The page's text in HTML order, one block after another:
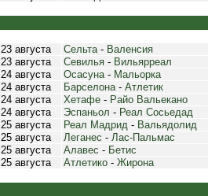
23 августа Сельта- Валенсия
23 августа
Севилья - Вильярреал
24 августа
Осасуна- Мальорка
24 августа
Барселона- Атлетик
24 августа
Хетафе - Райо Вальекано
24 августа
Эспаньол - Реал Сосьедад
25 августа
Реал Мадрид - Вальядолид
25 августа
Леганес - Лас-Пальмас
25 августа
Алавес - Бетис
25 августа
Атлетико - Жирона